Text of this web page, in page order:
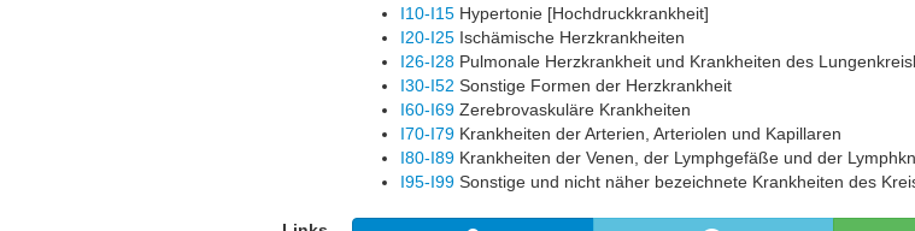
I10-I15 Hypertonie [Hochdruckkrankheit]
I20-I25 Ischämische Herzkrankheiten
I26-I28 Pulmonale Herzkrankheit und Krankheiten des
I30-I52 Sonstige Formen der Herzkrankheit
I60-I69 Zerebrovaskuläre Krankheiten
I70-I79 Krankheiten der Arterien, Arteriolen und Kapillaren
I80-I89 Krankheiten der Venen, der Lymphgefäße und der
I95-I99 Sonstige und nicht näher bezeichnete Krankheiten des